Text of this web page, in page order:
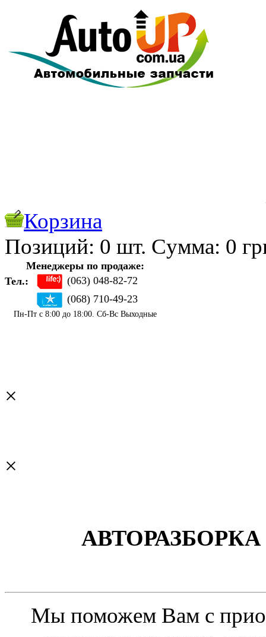
Корзина
Позиций: 0 шт. Cуммa: 0
Менеджеры по продаже:
Тел.:
(063) 048-82-72
(068) 710-49-23
Пн-Пт с 8:00 до 18:00. Сб-Вс Выходные
×
×
Мы поможем Вам с